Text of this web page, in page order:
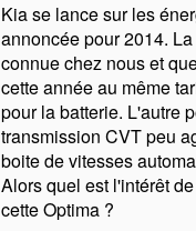
Kia se lance sur les
annoncée pour 2014.
connue chez nous et
cette année au même
pour la batterie. L'autre
transmission CVT peu
boite de vitesses
Alors quel est l'intérêt
cette Optima ?